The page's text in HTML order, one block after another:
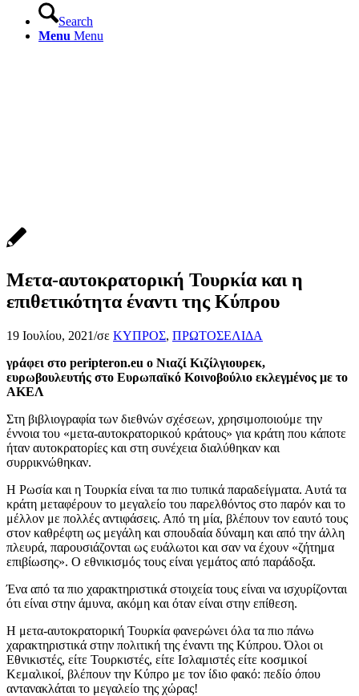
Search
Menu Menu
Μετα-αυτοκρατορική Τουρκία και η
επιθετικότητα έναντι της Κύπρου
19 Ιουλίου, 2021/σε ΚΥΠΡΟΣ, ΠΡΩΤΟΣΕΛΙΔΑ
γράφει στο peripteron.eu ο Νιαζί Κιζίλγιουρεκ,
ευρωβουλευτής στο Ευρωπαϊκό Κοινοβούλιο εκλεγμένος με το
ΑΚΕΛ
Στη βιβλιογραφία των διεθνών σχέσεων, χρησιμοποιούμε την
έννοια του «μετα-αυτοκρατορικού κράτους» για κράτη που κάποτε
ήταν αυτοκρατορίες και στη συνέχεια διαλύθηκαν και
συρρικνώθηκαν.
Η Ρωσία και η Τουρκία είναι τα πιο τυπικά παραδείγματα. Αυτά τα
κράτη μεταφέρουν το μεγαλείο του παρελθόντος στο παρόν και το
μέλλον με πολλές αντιφάσεις. Από τη μία, βλέπουν τον εαυτό τους
στον καθρέφτη ως μεγάλη και σπουδαία δύναμη και από την άλλη
πλευρά, παρουσιάζονται ως ευάλωτοι και σαν να έχουν «ζήτημα
επιβίωσης». Ο εθνικισμός τους είναι γεμάτος από παράδοξα.
Ένα από τα πιο χαρακτηριστικά στοιχεία τους είναι να ισχυρίζονται
ότι είναι στην άμυνα, ακόμη και όταν είναι στην επίθεση.
Η μετα-αυτοκρατορική Τουρκία φανερώνει όλα τα πιο πάνω
χαρακτηριστικά στην πολιτική της έναντι της Κύπρου. Όλοι οι
Εθνικιστές, είτε Τουρκιστές, είτε Ισλαμιστές είτε κοσμικοί
Κεμαλικοί, βλέπουν την Κύπρο με τον ίδιο φακό: πεδίο όπου
αντανακλάται το μεγαλείο της χώρας!